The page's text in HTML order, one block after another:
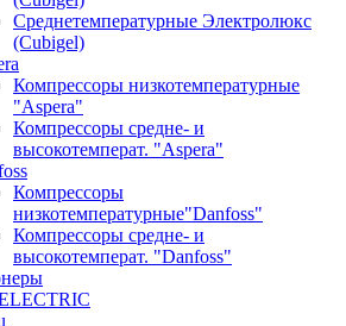
Среднетемпературные Электролюкс
(Cubigel)
Компрессоры низкотемпературные
"Aspera"
Компрессоры средне- и
высокотемперат. "Aspera"
Компрессоры
низкотемпературные"Danfoss"
Компрессоры средне- и
высокотемперат. "Danfoss"